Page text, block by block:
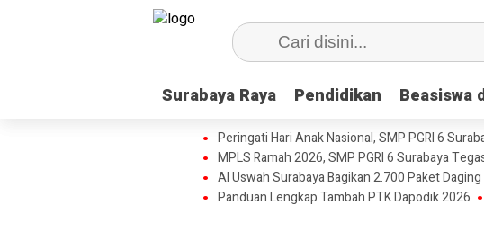
Surabaya Raya Pendidikan Beasiswa
Surabaya Raya Pendidikan Beasiswa
Peringati Hari Anak Nasional, SMP PGRI 6
MPLS Ramah 2026, SMP PGRI 6 Surabaya
Al Uswah Surabaya Bagikan 2.700 Paket
Panduan Lengkap Tambah PTK Dapodik 2026